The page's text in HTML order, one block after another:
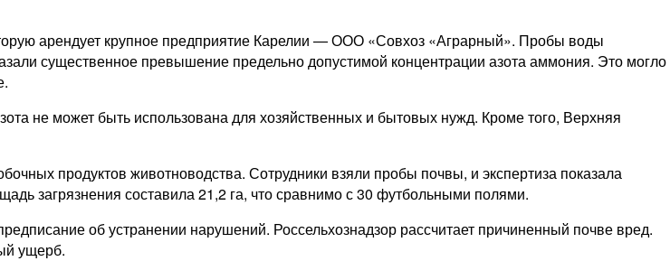
арендует крупное предприятие Карелии — ООО «Совхоз «Аграрный». Пробы воды
существенное превышение предельно допустимой концентрации азота аммония. Это могло
не может быть использована для хозяйственных и бытовых нужд. Кроме того, Верхняя
продуктов животноводства. Сотрудники взяли пробы почвы, и экспертиза показала
загрязнения составила 21,2 га, что сравнимо с 30 футбольными полями.
об устранении нарушений. Россельхознадзор рассчитает причиненный почве вред.
ущерб.